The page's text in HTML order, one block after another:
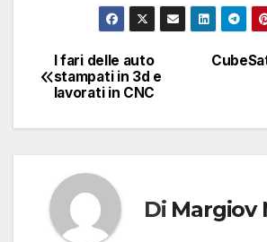
Navigazione
articoli
I fari delle auto
stampati in 3d e
lavorati in CNC
Di Margiov